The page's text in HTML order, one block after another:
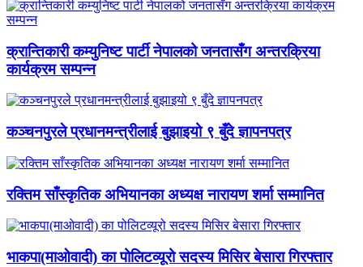
क्रान्तिकारी कम्युनिष्ट पार्टी नेपालको जनतासँग अन्तरक्रिया
कार्यक्रम सम्पन्न
कञ्चनपुरले प्रधानमन्त्रीलाई बुझाइयो ९ बुँदे ज्ञापनपत्र
रक्तिम साँस्कृतिक अभियानका अध्यक्ष नारायण शर्मा सम्मानित
भाकपा(माओवादी) का पोलिटव्यूरो सदस्य मिसिर बेसारा गिरफ्तार